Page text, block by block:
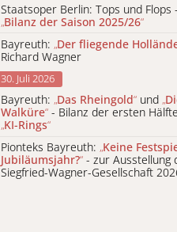
Staatsoper Berlin: Tops und Flops
„Bilanz der Saison 2025/26“
Bayreuth: „Der fliegende
Richard Wagner
30. Juli 2026
Bayreuth: „Das Rheingold“ und „
Walküre“ - Bilanz der ersten
„KI-Rings“
Pionteks Bayreuth: „Keine
Jubiläumsjahr?“ - zur Ausstellung
Siegfried-Wagner-Gesellschaft